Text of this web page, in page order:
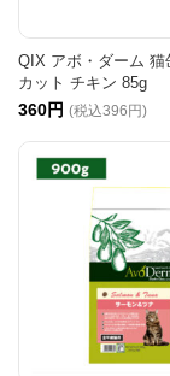
QIX アボ・ダーム 猫
カット チキン 85g
360円 (税込396円)